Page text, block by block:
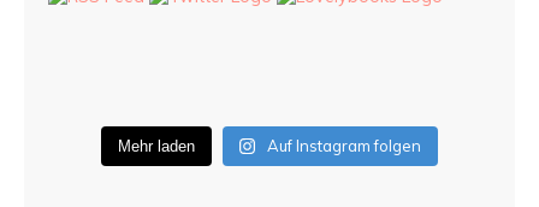
Mehr laden Auf Instagram folgen